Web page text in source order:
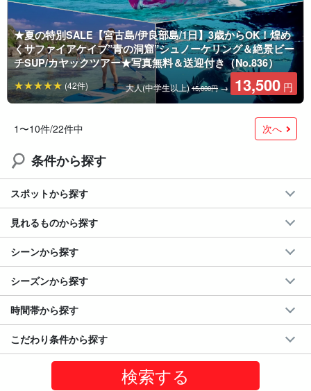
★夏の特別SALE【宮古島/伊良部島/1日】3歳からOK！煌め
くサファイアケイブ”青の洞窟”シュノーケリング＆絶景ビー
チSUP/カヤックツアー★写真無料＆送迎付き（No.836）
大人(中学生以上)15,800円→ 13,500 円
(42件)
1〜10件/22件中 次へ
条件から探す
スポットから探す
見れるものから探す
シーンから探す
シーズンから探す
時間帯から探す
こだわり条件から探す